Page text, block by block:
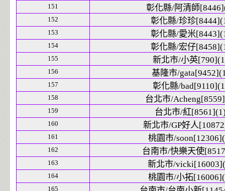
151 彰化縣/阿清師
152 彰化縣/珍珍
153 彰化縣/愛米
154 彰化縣/宏仔
155 新北市/小英
156 基隆市/
157 彰化縣/
158 台北市/
159 台北市/紅
160 新北市/GP好人
161 桃園市/
162 台南市/快樂天使
163 新北市/
164 桃園市/小拓
165